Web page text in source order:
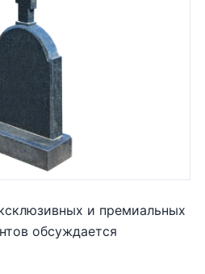
и премиальных
обсуждается